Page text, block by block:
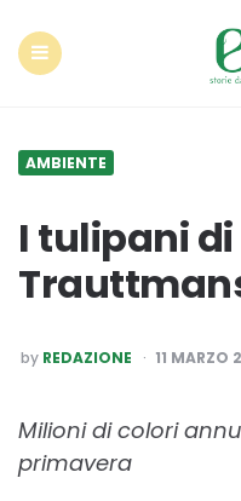
AMBIENTE
I tulipani di
POSTED
BY
by REDAZIONE 11 MARZO
Milioni di colori
primavera